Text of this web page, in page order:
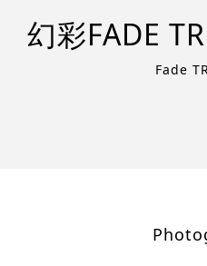
幻彩FADE
Fade